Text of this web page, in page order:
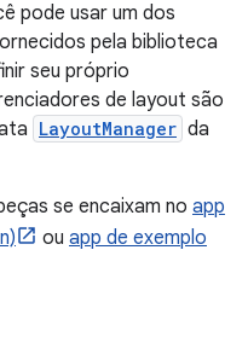
pode usar um dos
pela biblioteca
seu próprio
de layout são
LayoutManager da
se encaixam no app
ou app de exemplo